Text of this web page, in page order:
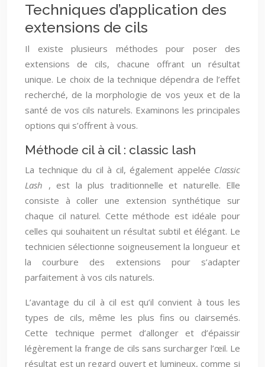
Techniques d’application des
extensions de cils
Il existe plusieurs méthodes pour poser des
extensions de cils, chacune offrant un résultat
unique. Le choix de la technique dépendra de l’effet
recherché, de la morphologie de vos yeux et de la
santé de vos cils naturels. Examinons les principales
options qui s’offrent à vous.
Méthode cil à cil : classic lash
La technique du cil à cil, également appelée Classic
Lash , est la plus traditionnelle et naturelle. Elle
consiste à coller une extension synthétique sur
chaque cil naturel. Cette méthode est idéale pour
celles qui souhaitent un résultat subtil et élégant. Le
technicien sélectionne soigneusement la longueur et
la courbure des extensions pour s’adapter
parfaitement à vos cils naturels.
L’avantage du cil à cil est qu’il convient à tous les
types de cils, même les plus fins ou clairsemés.
Cette technique permet d’allonger et d’épaissir
légèrement la frange de cils sans surcharger l’œil. Le
résultat est un regard ouvert et lumineux, comme si